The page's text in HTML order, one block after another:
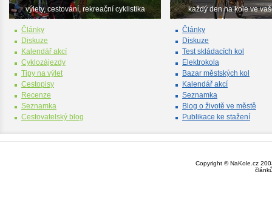
výlety, cestování, rekreační cyklistika
Články
Diskuze
Kalendář akcí
Cyklozájezdy
Tipy na výlet
Cestopisy
Recenze
Seznamka
Cestovatelský blog
každý den na kole ve
Články
Diskuze
Test skládacích kol
Elektrokola
Bazar městských kol
Kalendář akcí
Seznamka
Blog o životě ve městě
Publikace ke stažení
Copyright © NaKole.cz